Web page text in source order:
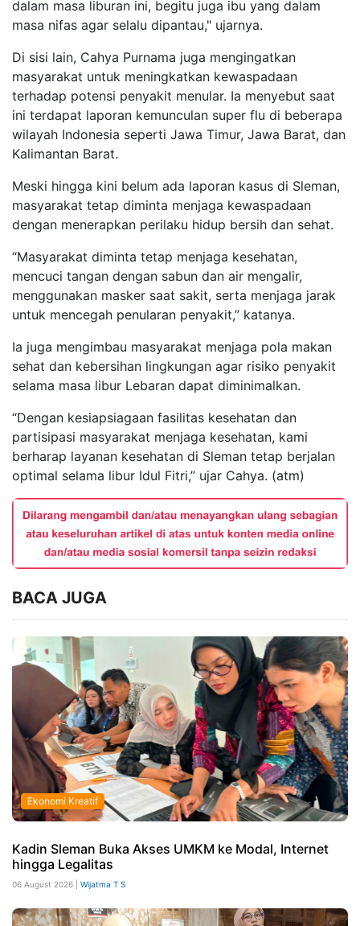
dalam masa liburan ini, begitu juga ibu yang dalam
masa nifas agar selalu dipantau," ujarnya.
Di sisi lain, Cahya Purnama juga mengingatkan
masyarakat untuk meningkatkan kewaspadaan
terhadap potensi penyakit menular. Ia menyebut saat
ini terdapat laporan kemunculan super flu di beberapa
wilayah Indonesia seperti Jawa Timur, Jawa Barat, dan
Kalimantan Barat.
Meski hingga kini belum ada laporan kasus di Sleman,
masyarakat tetap diminta menjaga kewaspadaan
dengan menerapkan perilaku hidup bersih dan sehat.
“Masyarakat diminta tetap menjaga kesehatan,
mencuci tangan dengan sabun dan air mengalir,
menggunakan masker saat sakit, serta menjaga jarak
untuk mencegah penularan penyakit,” katanya.
Ia juga mengimbau masyarakat menjaga pola makan
sehat dan kebersihan lingkungan agar risiko penyakit
selama masa libur Lebaran dapat diminimalkan.
“Dengan kesiapsiagaan fasilitas kesehatan dan
partisipasi masyarakat menjaga kesehatan, kami
berharap layanan kesehatan di Sleman tetap berjalan
optimal selama libur Idul Fitri,” ujar Cahya. (atm)
BACA JUGA
Ekonomi Kreatif
Kadin Sleman Buka Akses UMKM ke Modal, Internet
hingga Legalitas
06 August 2026 | Wijatma T S